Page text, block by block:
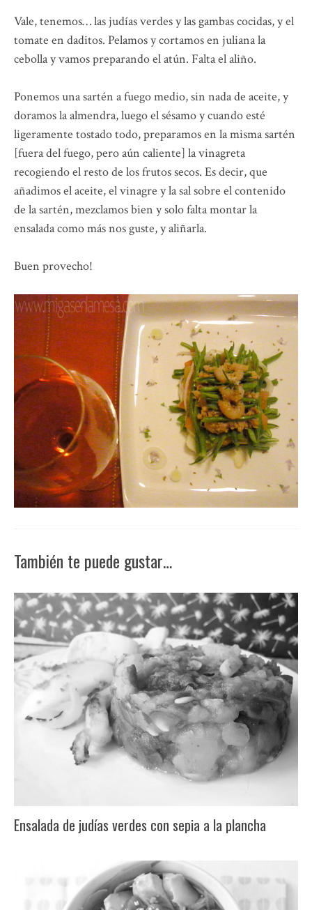
Vale, tenemos… las judías verdes y las gambas cocidas, y el
tomate en daditos. Pelamos y cortamos en juliana la
cebolla y vamos preparando el atún. Falta el aliño.
Ponemos una sartén a fuego medio, sin nada de aceite, y
doramos la almendra, luego el sésamo y cuando esté
ligeramente tostado todo, preparamos en la misma sartén
[fuera del fuego, pero aún caliente] la vinagreta
recogiendo el resto de los frutos secos. Es decir, que
añadimos el aceite, el vinagre y la sal sobre el contenido
de la sartén, mezclamos bien y solo falta montar la
ensalada como más nos guste, y aliñarla.
Buen provecho!
También te puede gustar…
Ensalada de judías verdes con sepia a la plancha